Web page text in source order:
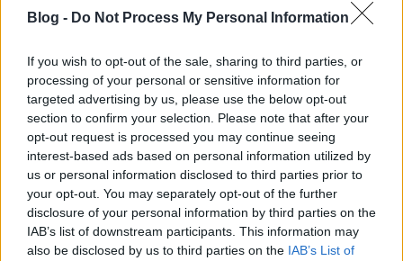
Blog - Do Not Process My Personal Information
If you wish to opt-out of the sale, sharing to third parties, or
processing of your personal or sensitive information for
targeted advertising by us, please use the below opt-out
section to confirm your selection. Please note that after your
opt-out request is processed you may continue seeing
interest-based ads based on personal information utilized by
us or personal information disclosed to third parties prior to
your opt-out. You may separately opt-out of the further
disclosure of your personal information by third parties on the
IAB’s list of downstream participants. This information may
also be disclosed by us to third parties on the IAB’s List of
A hét videója: FBI-oktatófilm, hogyan ne
váljunk kínai ügynökké
Tanúként idézte a kurucinfós Vargát egy
kaliforniai bíróság
Heti Mutyimondó: mi legyen a Nemzeti
Múzeum mutyiszekciójában?